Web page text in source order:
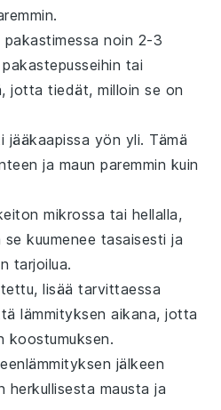
pakastimessa noin 2-3
tai
jotta tiedät, milloin se on
jääkaapissa yön yli. Tämä
ja maun paremmin kuin
mikrossa tai hellalla,
kuumenee tasaisesti ja
tarjoilua.
lisää tarvittaessa
lämmityksen aikana, jotta
koostumuksen.
jälkeen
herkullisesta mausta ja